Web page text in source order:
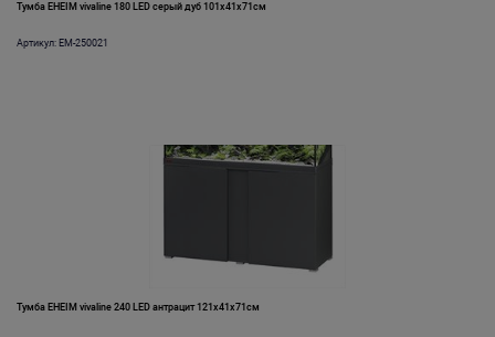
Тумба EHEIM vivaline 180 LED серый дуб 101x41x71см
Артикул: EM-250021
Тумба EHEIM vivaline 240 LED антрацит 121x41x71см